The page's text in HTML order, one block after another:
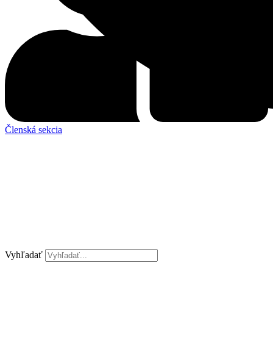
Vyhľadať
Členská sekcia